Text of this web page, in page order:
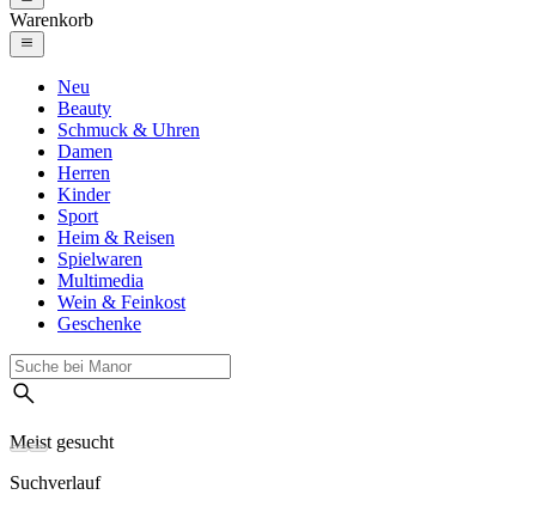
Warenkorb
Neu
Beauty
Schmuck & Uhren
Damen
Herren
Kinder
Sport
Heim & Reisen
Spielwaren
Multimedia
Wein & Feinkost
Geschenke
Meist gesucht
Suchverlauf